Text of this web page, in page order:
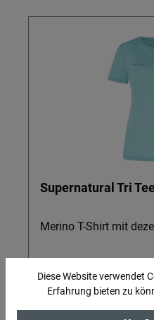
Diese Website verwendet
Erfahrung bieten zu
Supernatural Tri
Merino T-Shirt mit